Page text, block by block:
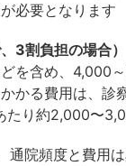
必要となります
3割負担の場合）
を含め、4,000
かる費用は、診
たり約2,000〜
通院頻度と費用